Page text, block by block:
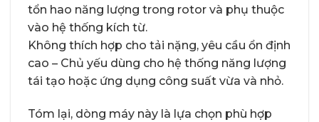
tổn hao năng lượng trong rotor và phụ thuộc
vào hệ thống kích từ.
Không thích hợp cho tải nặng, yêu cầu ổn định
cao – Chủ yếu dùng cho hệ thống năng lượng
tái tạo hoặc ứng dụng công suất vừa và nhỏ.
Tóm lại, dòng máy này là lựa chọn phù hợp